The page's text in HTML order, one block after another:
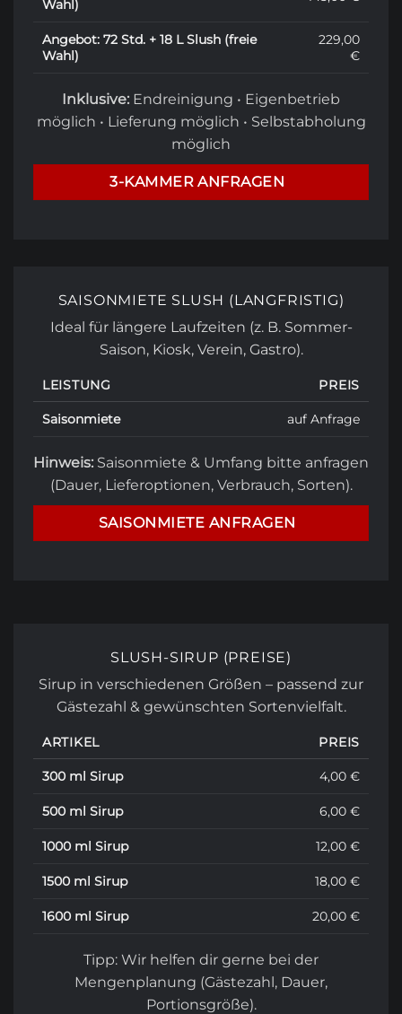
Wahl)
Angebot: 72 Std. + 18 L Slush (freie
Wahl)
229,00
€
Inklusive: Endreinigung • Eigenbetrieb
möglich • Lieferung möglich • Selbstabholung
möglich
3-KAMMER ANFRAGEN
SAISONMIETE SLUSH (LANGFRISTIG)
Ideal für längere Laufzeiten (z. B. Sommer-
Saison, Kiosk, Verein, Gastro).
LEISTUNG PREIS
Saisonmiete auf Anfrage
Hinweis: Saisonmiete & Umfang bitte anfragen
(Dauer, Lieferoptionen, Verbrauch, Sorten).
SAISONMIETE ANFRAGEN
SLUSH-SIRUP (PREISE)
Sirup in verschiedenen Größen – passend zur
Gästezahl & gewünschten Sortenvielfalt.
ARTIKEL PREIS
300 ml Sirup 4,00 €
500 ml Sirup 6,00 €
1000 ml Sirup 12,00 €
1500 ml Sirup 18,00 €
1600 ml Sirup 20,00 €
Tipp: Wir helfen dir gerne bei der
Mengenplanung (Gästezahl, Dauer,
Portionsgröße).